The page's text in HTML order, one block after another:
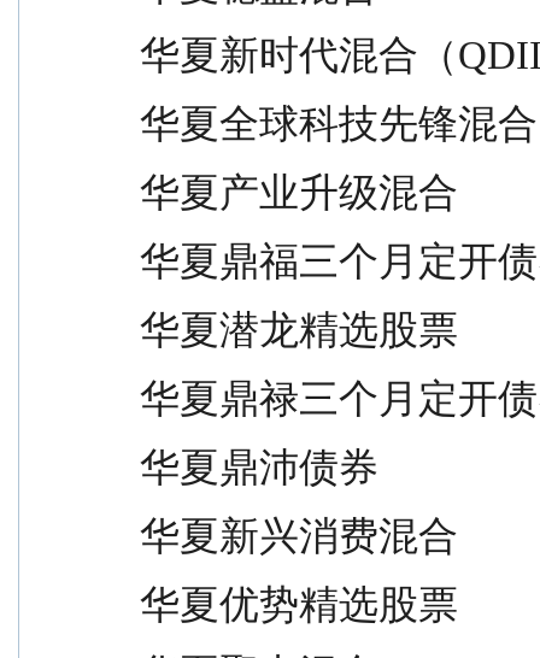
华夏新时代混合（QDII
华夏全球科技先锋混合
华夏产业升级混合
华夏鼎福三个月定开债
华夏潜龙精选股票
华夏鼎禄三个月定开债
华夏鼎沛债券
华夏新兴消费混合
华夏优势精选股票